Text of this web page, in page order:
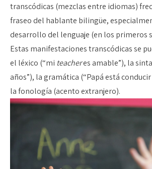
transcódicas (mezclas entre idiomas)
fraseo del hablante bilingüe,
desarrollo del lenguaje (en los primeros
Estas manifestaciones transcódicas se
el léxico (“mi teacheres amable”), la
años”), la gramática (“Papá está
la fonología (acento extranjero).